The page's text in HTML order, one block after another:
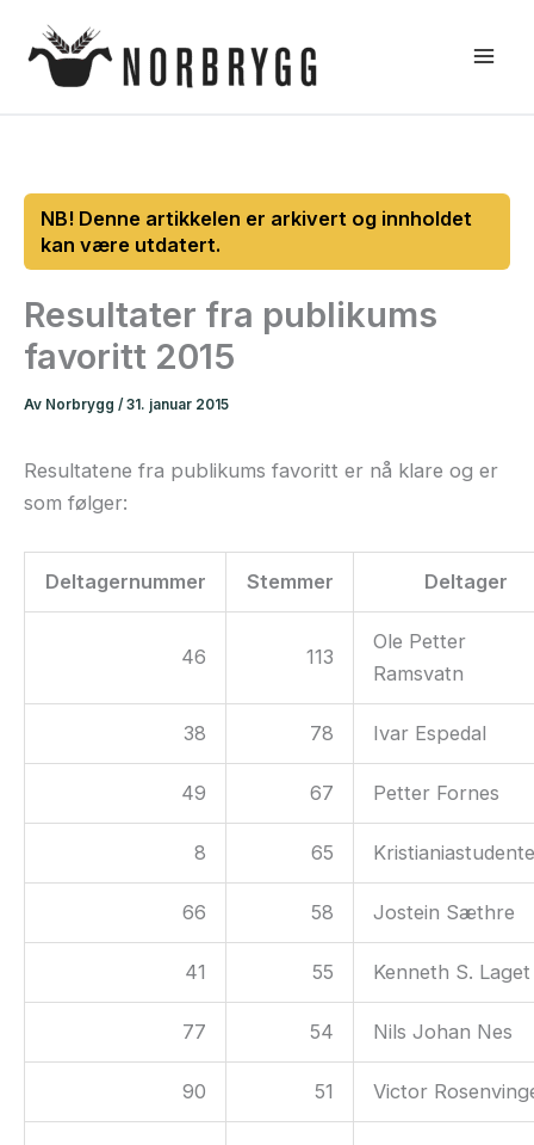
rett
Resultater fra publikums
favoritt 2015
Av Norbrygg / 31. januar 2015
Resultatene fra publikums favoritt er nå klare og er
som følger:
Deltagernummer Stemmer Deltager
46 113
Ole Petter
Ramsvatn
38 78 Ivar Espedal
49 67 Petter Fornes
8 65
66 58 Jostein Sæthre
41 55 Kenneth S. Laget
77 54 Nils Johan Nes
90 51 Victor